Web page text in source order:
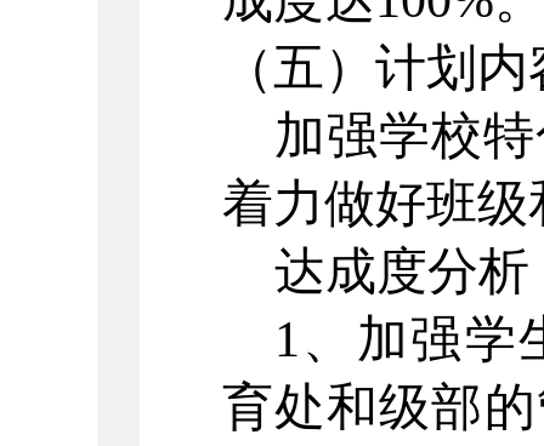
（五） 计划内
加强学校
着力做好班
达成度分析
1、加强学
育处和级部